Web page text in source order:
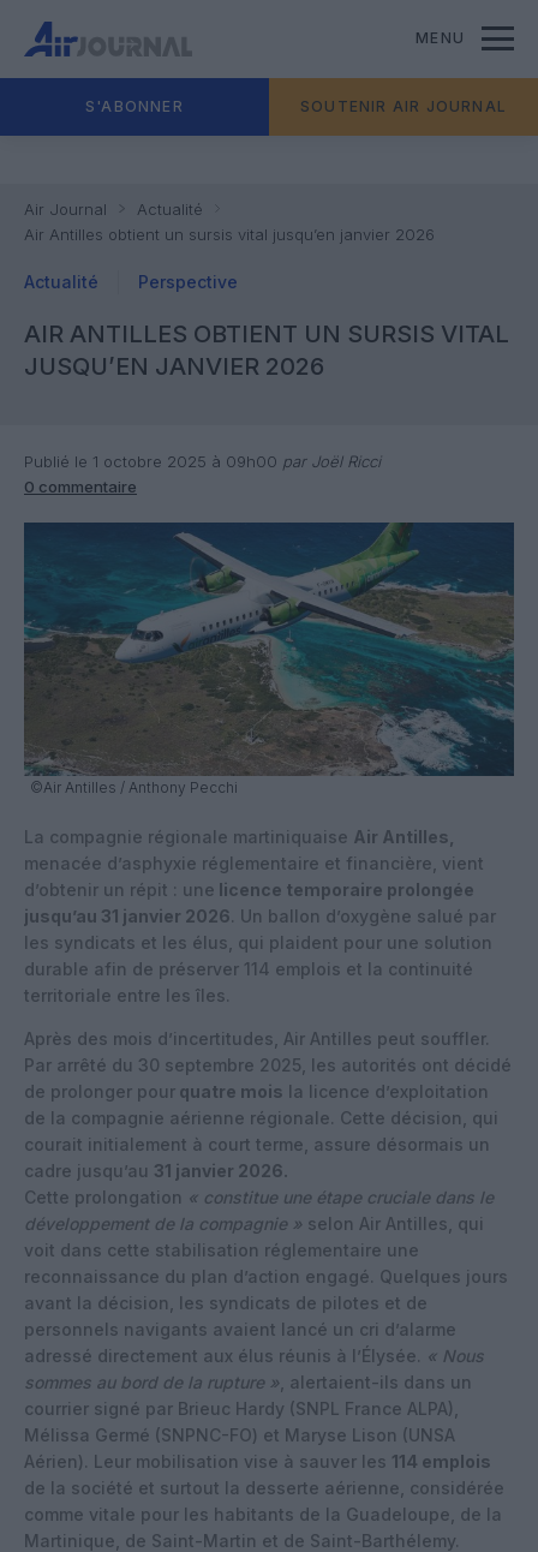
MENU
S'ABONNER SOUTENIR AIR JOURNAL
Air Journal
Actualité
Air Antilles obtient un sursis vital jusqu’en janvier 2026
Actualité Perspective
AIR ANTILLES OBTIENT UN SURSIS VITAL
JUSQU’EN JANVIER 2026
Publié le 1 octobre 2025 à 09h00 par Joël Ricci
0 commentaire
©Air Antilles / Anthony Pecchi
La compagnie régionale martiniquaise Air Antilles,
menacée d’asphyxie réglementaire et financière, vient
d’obtenir un répit : une licence temporaire prolongée
jusqu’au 31 janvier 2026. Un ballon d’oxygène salué par
les syndicats et les élus, qui plaident pour une solution
durable afin de préserver 114 emplois et la continuité
territoriale entre les îles.
Après des mois d’incertitudes, Air Antilles peut souffler.
Par arrêté du 30 septembre 2025, les autorités ont décidé
de prolonger pour quatre mois la licence d’exploitation
de la compagnie aérienne régionale. Cette décision, qui
courait initialement à court terme, assure désormais un
cadre jusqu’au 31 janvier 2026.
Cette prolongation « constitue une étape cruciale dans le
développement de la compagnie » selon Air Antilles, qui
voit dans cette stabilisation réglementaire une
reconnaissance du plan d’action engagé. Quelques jours
avant la décision, les syndicats de pilotes et de
personnels navigants avaient lancé un cri d’alarme
adressé directement aux élus réunis à l’Élysée. « Nous
sommes au bord de la rupture » , alertaient-ils dans un
courrier signé par Brieuc Hardy (SNPL France ALPA),
Mélissa Germé (SNPNC-FO) et Maryse Lison (UNSA
Aérien). Leur mobilisation vise à sauver les 114 emplois
de la société et surtout la desserte aérienne, considérée
comme vitale pour les habitants de la Guadeloupe, de la
Martinique, de Saint-Martin et de Saint-Barthélemy.